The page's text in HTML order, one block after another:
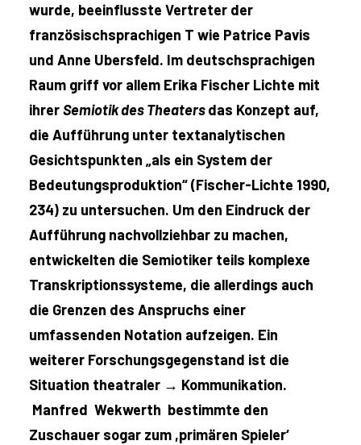
wurde, beeinflusste Vertreter der
französischsprachigen T wie Patrice Pavis
und Anne Ubersfeld. Im deutschsprachigen
Raum griff vor allem Erika Fischer Lichte mit
ihrerSemiotik des Theatersdas Konzept auf,
die Aufführung unter textanalytischen
Gesichtspunkten „als ein System der
Bedeutungsproduktion“ (Fischer-Lichte 1990,
234) zu untersuchen. Um den Eindruck der
Aufführung nachvollziehbar zu machen,
entwickelten die Semiotiker teils komplexe
Transkriptionssysteme, die allerdings auch
die Grenzen des Anspruchs einer
umfassenden Notation aufzeigen. Ein
weiterer Forschungsgegenstand ist die
Situation theatraler → Kommunikation.
Manfred Wekwerth bestimmte den
Zuschauer sogar zum ,primären Spieler‘